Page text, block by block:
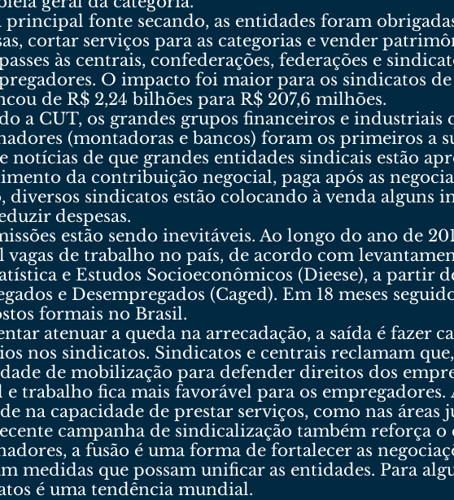
principal fonte secando, as entidades foram
cortar serviços para as categorias e vender
às centrais, confederações, federações e
O impacto foi maior para os sindicatos
de R$ 2,24 bilhões para R$ 207,6 milhões.
a CUT, os grandes grupos financeiros e industriais
(montadoras e bancos) foram os primeiros a
notícias de que grandes entidades sindicais estão
da contribuição negocial, paga após as
diversos sindicatos estão colocando à venda alguns
despesas.
estão sendo inevitáveis. Ao longo do ano de
vagas de trabalho no país, de acordo com
e Estudos Socioeconômicos (Dieese), a partir
e Desempregados (Caged). Em 18 meses
formais no Brasil.
atenuar a queda na arrecadação, a saída é fazer
nos sindicatos. Sindicatos e centrais reclamam
de mobilização para defender direitos dos
e trabalho fica mais favorável para os empregadores.
na capacidade de prestar serviços, como nas áreas
campanha de sindicalização também reforça
a fusão é uma forma de fortalecer as
medidas que possam unificar as entidades. Para
é uma tendência mundial.